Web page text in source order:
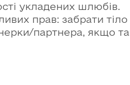
укладених шлюбів.
прав: забрати тіло
партнера, якщо та